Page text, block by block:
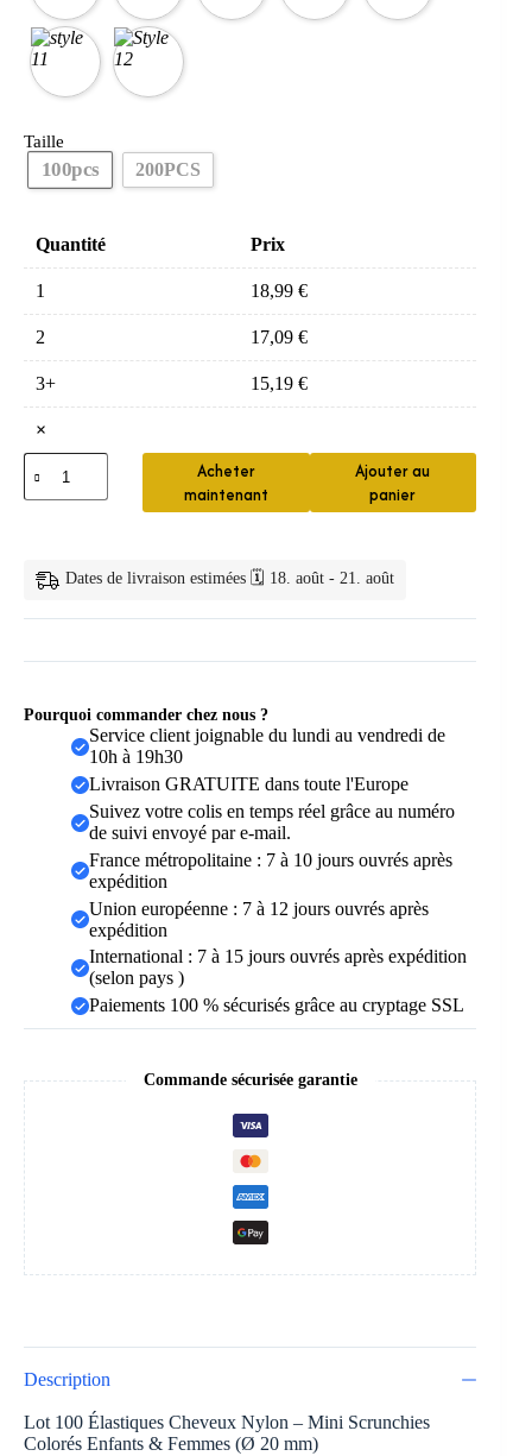
Taille
100pcs 200PCS
Quantité Prix
1 18,99 €
2 17,09 €
3+ 15,19 €
×
quantité
de
Lot
Nylon
Acheter
maintenant
Ajouter au
panier
Dates de livraison estimées 🗓️ 18. août - 21. août
Pourquoi commander chez nous ?
Service client joignable du lundi au vendredi de
10h à 19h30
Livraison GRATUITE dans toute l'Europe
Suivez votre colis en temps réel grâce au numéro
de suivi envoyé par e-mail.
France métropolitaine : 7 à 10 jours ouvrés après
expédition
Union européenne : 7 à 12 jours ouvrés après
expédition
International : 7 à 15 jours ouvrés après expédition
(selon pays )
Paiements 100 % sécurisés grâce au cryptage SSL
Commande sécurisée garantie
Description
Lot 100 Élastiques Cheveux Nylon – Mini Scrunchies
Colorés Enfants & Femmes (Ø 20 mm)